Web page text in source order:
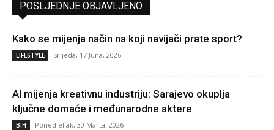
POSLJEDNJE OBJAVLJENO
Kako se mijenja način na koji navijači prate sport?
LIFESTYLE Srijeda, 17 Juna, 2026
AI mijenja kreativnu industriju: Sarajevo okuplja
ključne domaće i međunarodne aktere
BiH Ponedjeljak, 30 Marta, 2026